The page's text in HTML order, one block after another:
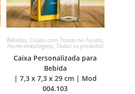
Bebidas, Caixas com Travas no Fundo,
Home embalagens, Todos os produtos
Caixa Personalizada para
Bebida
| 7,3 x 7,3 x 29 cm | Mod
004.103